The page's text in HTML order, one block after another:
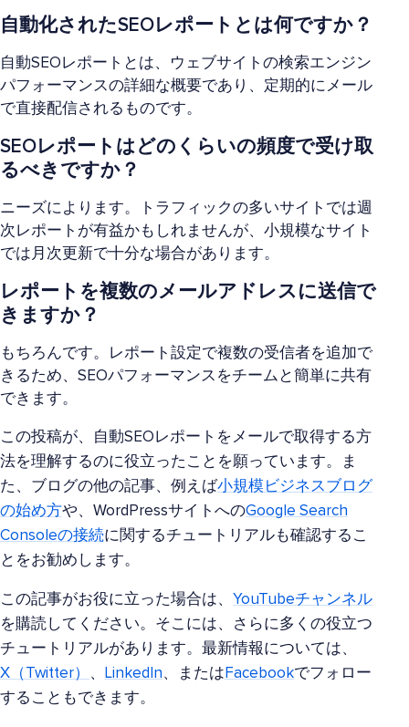
自動化されたSEOレポートとは何ですか？
自動SEOレポートとは、ウェブサイトの検索エンジン
パフォーマンスの詳細な概要であり、定期的にメール
で直接配信されるものです。
SEOレポートはどのくらいの頻度で受け取
るべきですか？
ニーズによります。トラフィックの多いサイトでは週
次レポートが有益かもしれませんが、小規模なサイト
では月次更新で十分な場合があります。
レポートを複数のメールアドレスに送信で
きますか？
もちろんです。レポート設定で複数の受信者を追加で
きるため、SEOパフォーマンスをチームと簡単に共有
できます。
この投稿が、自動SEOレポートをメールで取得する方
法を理解するのに役立ったことを願っています。ま
た、ブログの他の記事、例えば小規模ビジネスブログ
の始め方や、WordPressサイトへのGoogle Search
Consoleの接続に関するチュートリアルも確認するこ
とをお勧めします。
この記事がお役に立った場合は、 YouTubeチャンネル
を購読してください。そこには、さらに多くの役立つ
チュートリアルがあります。最新情報については、
X（Twitter）
、 LinkedIn、または Facebookでフォロー
することもできます。